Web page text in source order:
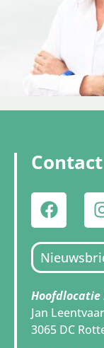
Contact
Hoofdlocatie
Jan
3065 DC